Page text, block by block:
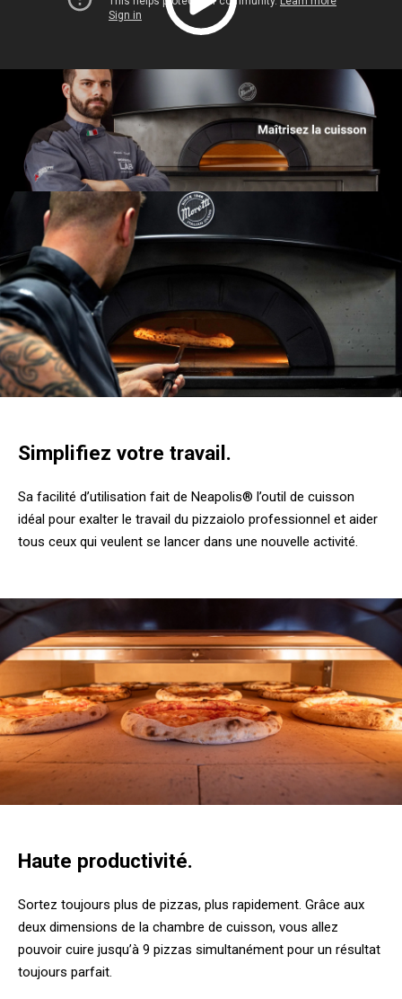
Simplifiez votre travail.
Sa facilité d’utilisation fait de Neapolis® l’outil de cuisson
idéal pour exalter le travail du pizzaiolo professionnel et aider
tous ceux qui veulent se lancer dans une nouvelle activité.
Haute productivité.
Sortez toujours plus de pizzas, plus rapidement. Grâce aux
deux dimensions de la chambre de cuisson, vous allez
pouvoir cuire jusqu’à 9 pizzas simultanément pour un résultat
toujours parfait.